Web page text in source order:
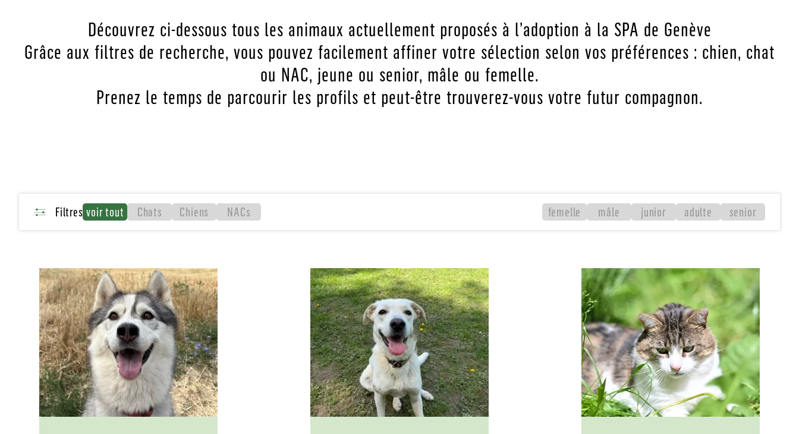
Découvrez ci-dessous tous les animaux actuellement proposés à l’adoption à la SPA de Genève
Grâce aux filtres de recherche, vous pouvez facilement affiner votre sélection selon vos préférences : chien, chat
ou NAC, jeune ou senior, mâle ou femelle.
Prenez le temps de parcourir les profils et peut-être trouverez-vous votre futur compagnon.
Filtres voir tout Chats Chiens NACs femelle mâle junior adulte senior